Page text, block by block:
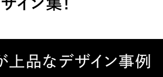
代行
マーケティン
日報ツール
ング（ロゴ・印刷物） （90件）
Webマーケティングに関する情報を発信
組みに関するお知らせ・イベントの様子を発信
採用サイト制作
ブランドサイト制作
ブランディング支援
上品なデザイン事例